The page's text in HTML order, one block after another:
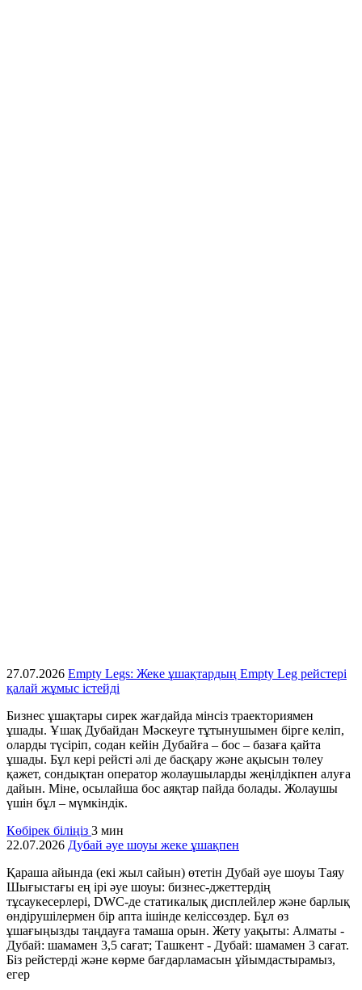
27.07.2026 Empty Legs: Жеке ұшақтардың Empty Leg рейстері
қалай жұмыс істейді
Бизнес ұшақтары сирек жағдайда мінсіз траекториямен
ұшады. Ұшақ Дубайдан Мәскеуге тұтынушымен бірге келіп,
оларды түсіріп, содан кейін Дубайға – бос – базаға қайта
ұшады. Бұл кері рейсті әлі де басқару және ақысын төлеу
қажет, сондықтан оператор жолаушыларды жеңілдікпен алуға
дайын. Міне, осылайша бос аяқтар пайда болады. Жолаушы
үшін бұл – мүмкіндік.
Көбірек біліңіз 3 мин
22.07.2026 Дубай әуе шоуы жеке ұшақпен
Қараша айында (екі жыл сайын) өтетін Дубай әуе шоуы Таяу
Шығыстағы ең ірі әуе шоуы: бизнес-джеттердің
тұсаукесерлері, DWC-де статикалық дисплейлер және барлық
өндірушілермен бір апта ішінде келіссөздер. Бұл өз
ұшағыңызды таңдауға тамаша орын. Жету уақыты: Алматы -
Дубай: шамамен 3,5 сағат; Ташкент - Дубай: шамамен 3 сағат.
Біз рейстерді және көрме бағдарламасын ұйымдастырамыз,
егер